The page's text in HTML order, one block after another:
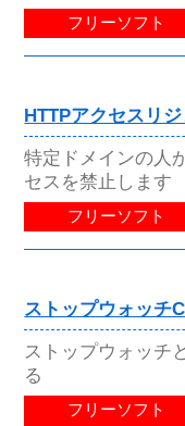
フリーソフト
HTTPアクセスリ
特定ドメインの人
セスを禁止します
フリーソフト
ストップウォッチ
ストップウォッチ
る
フリーソフト